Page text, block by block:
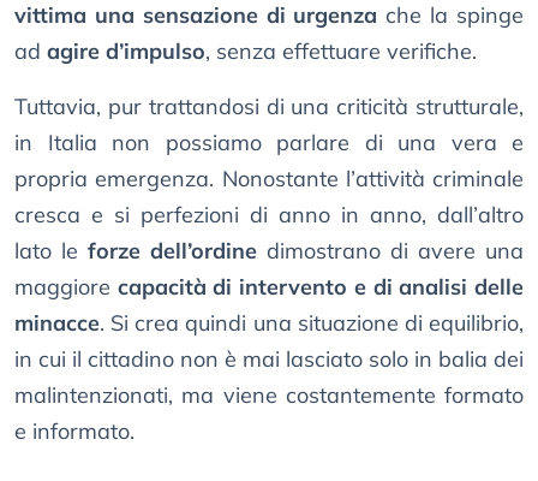
vittima una sensazione di urgenza che la spinge
ad agire d’impulso, senza effettuare verifiche.
Tuttavia, pur trattandosi di una criticità strutturale,
in Italia non possiamo parlare di una vera e
propria emergenza. Nonostante l’attività criminale
cresca e si perfezioni di anno in anno, dall’altro
lato le forze dell’ordine dimostrano di avere una
maggiore capacità di intervento e di analisi delle
minacce. Si crea quindi una situazione di equilibrio,
in cui il cittadino non è mai lasciato solo in balia dei
malintenzionati, ma viene costantemente formato
e informato.